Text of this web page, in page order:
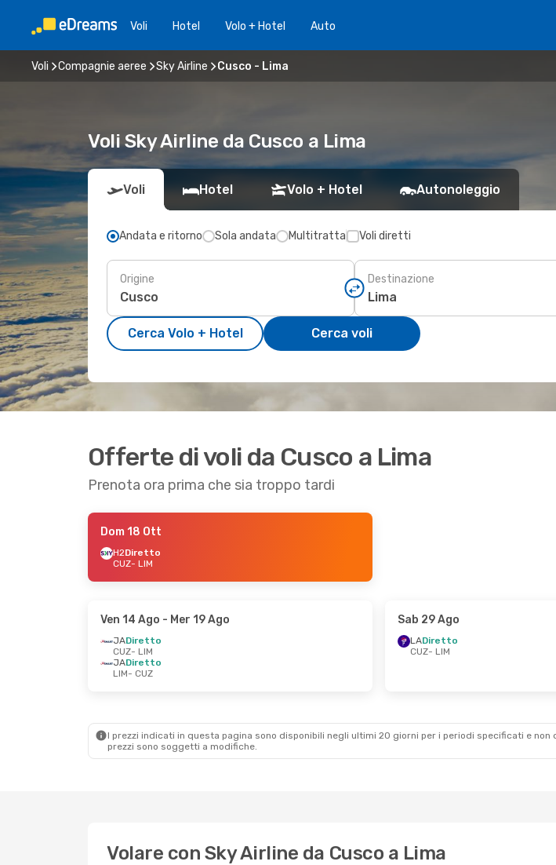
Voli Hotel Volo + Hotel Auto
Voli Compagnie aeree Sky Airline Cusco - Lima
Voli Sky Airline da Cusco a Lima
Voli Hotel Volo + Hotel Autonoleggio
Andata e ritorno Sola andata Multitratta Voli diretti
Origine Destinazione
Cerca Volo + Hotel Cerca voli
Offerte di voli da Cusco a Lima
Prenota ora prima che sia troppo tardi
Dom 18 Ott
H2Diretto
CUZ- LIM
Ven 14 Ago - Mer 19 Ago
JADiretto
CUZ- LIM
JADiretto
LIM- CUZ
Sab 29 Ago
LADiretto
CUZ- LIM
I prezzi indicati in questa pagina sono disponibili negli ultimi 20 giorni per i periodi specificati e
prezzi sono soggetti a modifiche.
Volare con Sky Airline da Cusco a Lima